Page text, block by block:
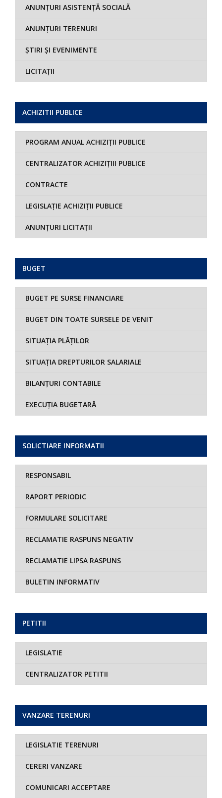
ANUNȚURI ASISTENȚĂ SOCIALĂ
ANUNȚURI TERENURI
ȘTIRI ȘI EVENIMENTE
LICITAȚII
ACHIZITII PUBLICE
PROGRAM ANUAL ACHIZIȚII PUBLICE
CENTRALIZATOR ACHIZIȚIII PUBLICE
CONTRACTE
LEGISLAȚIE ACHIZIȚII PUBLICE
ANUNȚURI LICITAȚII
BUGET
BUGET PE SURSE FINANCIARE
BUGET DIN TOATE SURSELE DE VENIT
SITUAȚIA PLĂȚILOR
SITUAȚIA DREPTURILOR SALARIALE
BILANȚURI CONTABILE
EXECUȚIA BUGETARĂ
SOLICTIARE INFORMATII
RESPONSABIL
RAPORT PERIODIC
FORMULARE SOLICITARE
RECLAMATIE RASPUNS NEGATIV
RECLAMATIE LIPSA RASPUNS
BULETIN INFORMATIV
PETITII
LEGISLATIE
CENTRALIZATOR PETITII
VANZARE TERENURI
LEGISLATIE TERENURI
CERERI VANZARE
COMUNICARI ACCEPTARE